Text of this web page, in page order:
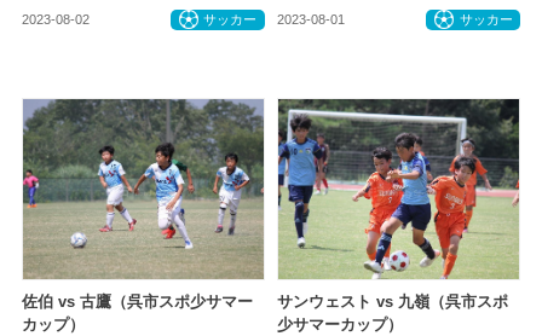
2023-08-02 サッカー 2023-08-01 サッカー
佐伯 vs 古鷹（呉市スポ少サマー
カップ）
サンウェスト vs 九嶺（呉市スポ
少サマーカップ）